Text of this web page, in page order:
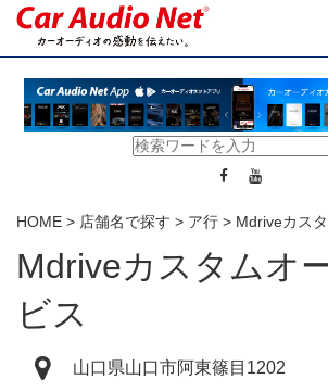
HOME > 店舗名で探す > ア行 > Mdriveカス
Mdriveカスタムオ
ビス
山口県山口市阿東篠目1202